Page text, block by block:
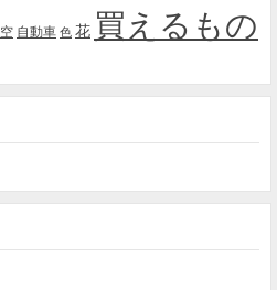
空 自動車 色 花 買えるもの